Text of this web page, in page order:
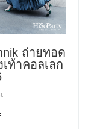
ถ่ายทอด
ท้าคอลเลก